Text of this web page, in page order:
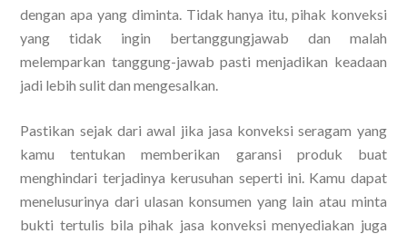
dengan apa yang diminta. Tidak hanya itu, pihak konveksi
yang tidak ingin bertanggungjawab dan malah
melemparkan tanggung-jawab pasti menjadikan keadaan
jadi lebih sulit dan mengesalkan.
Pastikan sejak dari awal jika jasa konveksi seragam yang
kamu tentukan memberikan garansi produk buat
menghindari terjadinya kerusuhan seperti ini. Kamu dapat
menelusurinya dari ulasan konsumen yang lain atau minta
bukti tertulis bila pihak jasa konveksi menyediakan juga